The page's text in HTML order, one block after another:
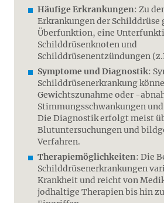
Häufige Erkrankungen: Zu
Erkrankungen der Schilddrüse
Überfunktion, eine
Schilddrüsenknoten und
Schilddrüsenentzündungen
Symptome und Diagnostik:
Schilddrüsenerkrankung
Gewichtszunahme oder -
Stimmungsschwankungen
Die Diagnostik erfolgt meist
Blutuntersuchungen und
Verfahren.
Therapiemöglichkeiten: Die
Schilddrüsenerkrankungen
Krankheit und reicht von
jodhaltige Therapien bis hin